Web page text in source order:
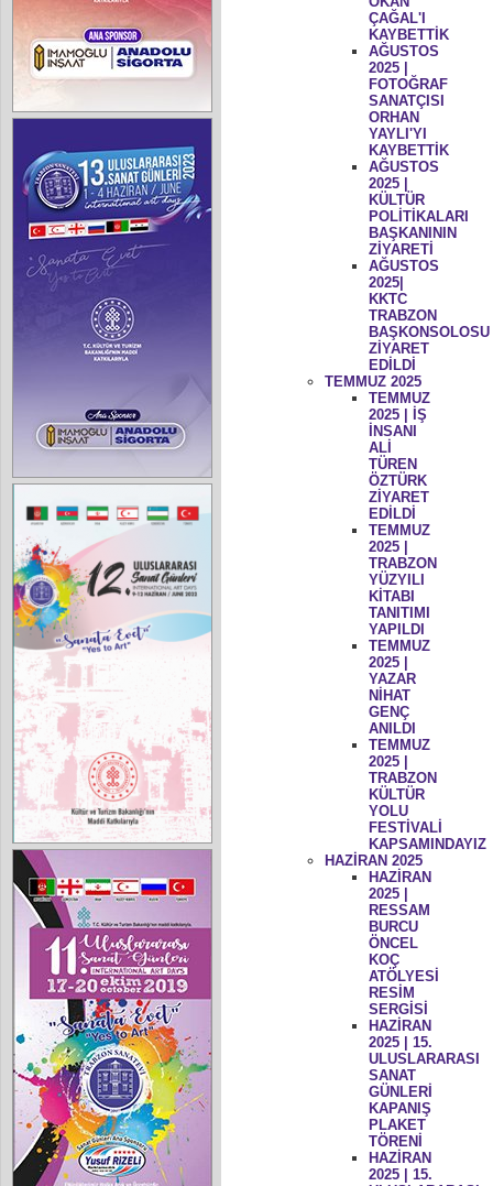
ÇAĞAL'I
KAYBETTİK
AĞUSTOS
2025 |
FOTOĞRAF
SANATÇISI
ORHAN
YAYLI'YI
KAYBETTİK
AĞUSTOS
2025 |
KÜLTÜR
POLİTİKALARI
BAŞKANININ
ZİYARETİ
AĞUSTOS
2025|
KKTC
TRABZON
BAŞKONSOLOSU
ZİYARET
EDİLDİ
TEMMUZ 2025
TEMMUZ
2025 | İŞ
İNSANI
ALİ
TÜREN
ÖZTÜRK
ZİYARET
EDİLDİ
TEMMUZ
2025 |
TRABZON
YÜZYILI
KİTABI
TANITIMI
YAPILDI
TEMMUZ
2025 |
YAZAR
NİHAT
GENÇ
ANILDI
TEMMUZ
2025 |
TRABZON
KÜLTÜR
YOLU
FESTİVALİ
KAPSAMINDAYIZ
HAZİRAN 2025
HAZİRAN
2025 |
RESSAM
BURCU
ÖNCEL
KOÇ
ATÖLYESİ
RESİM
SERGİSİ
HAZİRAN
2025 | 15.
ULUSLARARASI
SANAT
GÜNLERİ
KAPANIŞ
PLAKET
TÖRENİ
HAZİRAN
2025 | 15.